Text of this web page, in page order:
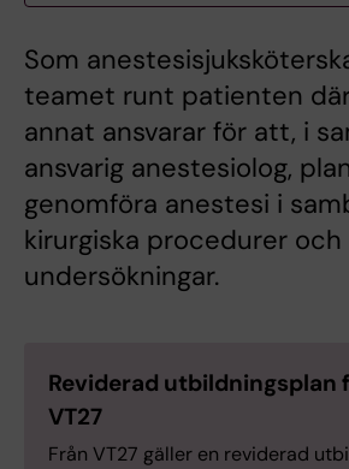
Som
teamet runt patienten
annat ansvarar för att, i
ansvarig anestesiolog,
genomföra anestesi i
kirurgiska procedurer och
undersökningar.
Reviderad utbildningsplan
VT27
Från VT27 gäller en reviderad